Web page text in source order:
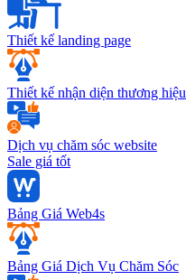
Thiết kế landing page
Thiết kế nhận diện thương hiệu
Dịch vụ chăm sóc website
Sale giá tốt
Bảng Giá Web4s
Bảng Giá Dịch Vụ Chăm Sóc